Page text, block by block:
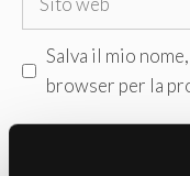
Salva il mio
browser per la